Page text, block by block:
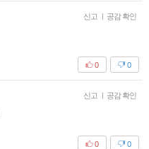
신고 | 공감 확인
0
0
신고 | 공감 확인
0
0